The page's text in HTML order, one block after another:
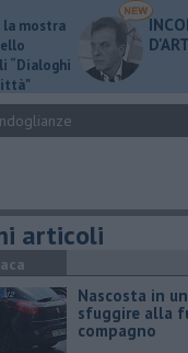
la mostra
“Dialoghi
articoli
Nascosta in
sfuggire alla
compagno